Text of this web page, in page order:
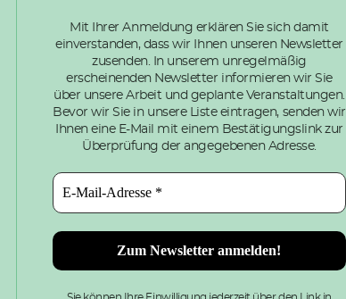
Mit Ihrer Anmeldung erklären Sie sich damit
einverstanden, dass wir Ihnen unseren Newsletter
zusenden. In unserem unregelmäßig
erscheinenden Newsletter informieren wir Sie
über unsere Arbeit und geplante Veranstaltungen.
Bevor wir Sie in unsere Liste eintragen, senden wir
Ihnen eine E-Mail mit einem Bestätigungslink zur
Überprüfung der angegebenen Adresse.